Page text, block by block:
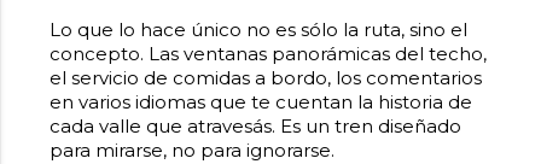
Lo que lo hace único no es sólo la ruta, sino el
concepto. Las ventanas panorámicas del techo,
el servicio de comidas a bordo, los comentarios
en varios idiomas que te cuentan la historia de
cada valle que atravesás. Es un tren diseñado
para mirarse, no para ignorarse.